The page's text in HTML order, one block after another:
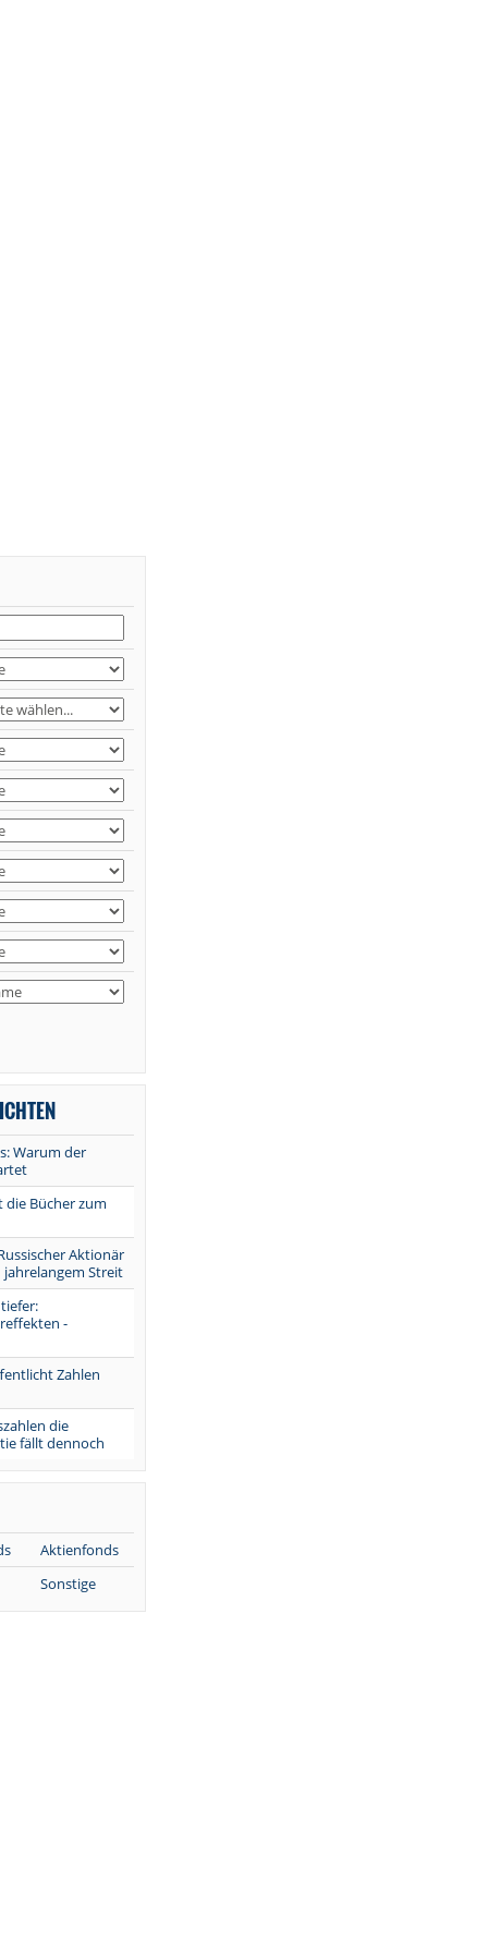
Warum der
Bücher zum
Aktionär
Streit
-
Zahlen
die
fällt dennoch
Aktienfonds
Sonstige